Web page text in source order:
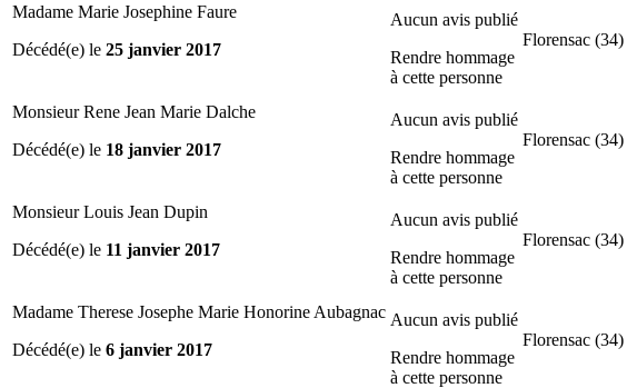
Madame Marie Josephine Faure
Décédé(e) le 25 janvier 2017
Aucun avis publié
Rendre hommage
à cette personne
Florensac (34)
Monsieur Rene Jean Marie Dalche
Décédé(e) le 18 janvier 2017
Aucun avis publié
Rendre hommage
à cette personne
Florensac (34)
Monsieur Louis Jean Dupin
Décédé(e) le 11 janvier 2017
Aucun avis publié
Rendre hommage
à cette personne
Florensac (34)
Madame Therese Josephe Marie Honorine Aubagnac
Décédé(e) le 6 janvier 2017
Aucun avis publié
Rendre hommage
à cette personne
Florensac (34)